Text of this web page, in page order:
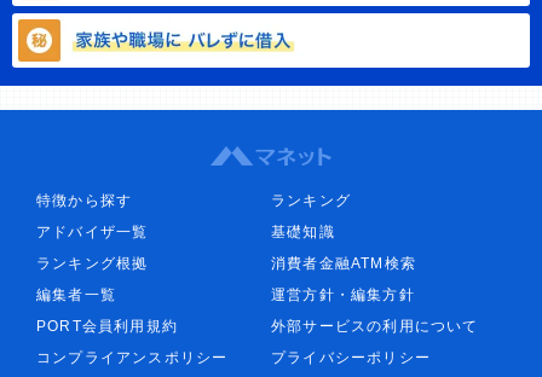
特徴から探す
ランキング
アドバイザ一覧
基礎知識
ランキング根拠
消費者金融ATM検索
編集者一覧
運営方針・編集方針
PORT会員利用規約
外部サービスの利用について
コンプライアンスポリシー
プライバシーポリシー